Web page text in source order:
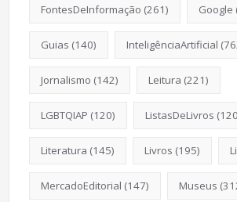
FontesDeInformação (261) Google
Guias (140) InteligênciaArtificial
Jornalismo (142) Leitura (221)
LGBTQIAP (120) ListasDeLivros
Literatura (145) Livros (195)
MercadoEditorial (147) Museus